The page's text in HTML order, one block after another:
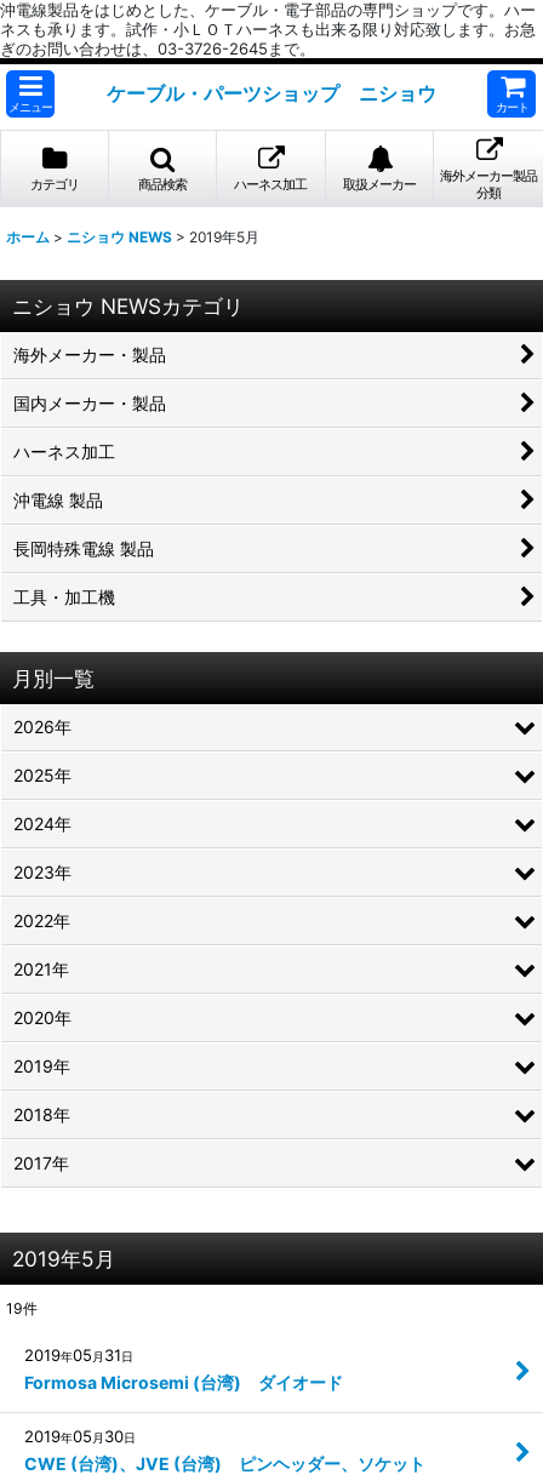
沖電線製品をはじめとした、ケーブル・電子部品の専門ショップです。ハー
ネスも承ります。試作・小ＬＯＴハーネスも出来る限り対応致します。お急
ぎのお問い合わせは、03-3726-2645まで。
メニュー
ケーブル・パーツショップ ニショウ
カート
カテゴリ 商品検索 ハーネス加工 取扱メーカー
海外メーカー製品
分類
ホーム > ニショウ NEWS > 2019年5月
2019年5月
19件
2019年05 月 31日
Formosa Microsemi (台湾) ダイオード
2019年05 月 30日
CWE (台湾)、JVE (台湾) ピンヘッダー、ソケット
ニショウ NEWSカテゴリ
海外メーカー・製品
国内メーカー・製品
ハーネス加工
沖電線 製品
長岡特殊電線 製品
工具・加工機
月別一覧
2026年
2025年
2024年
2023年
2022年
2021年
2020年
2019年
2018年
2017年